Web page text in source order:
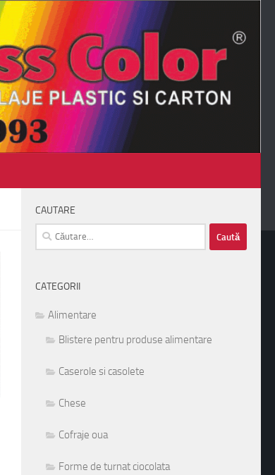
CAUTARE
Caută
după:
CATEGORII
Alimentare
Blistere pentru produse alimentare
Caserole si casolete
Chese
Cofraje oua
Forme de turnat ciocolata